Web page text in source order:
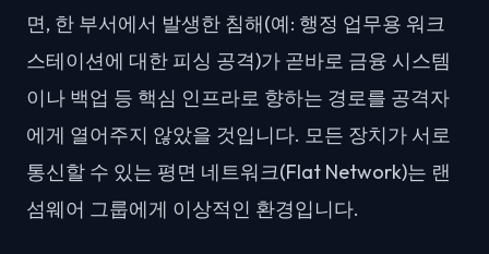
면, 한 부서에서 발생한 침해(예: 행정 업무용 워크
스테이션에 대한 피싱 공격)가 곧바로 금융 시스템
이나 백업 등 핵심 인프라로 향하는 경로를 공격자
에게 열어주지 않았을 것입니다. 모든 장치가 서로
통신할 수 있는 평면 네트워크(Flat Network)는 랜
섬웨어 그룹에게 이상적인 환경입니다.